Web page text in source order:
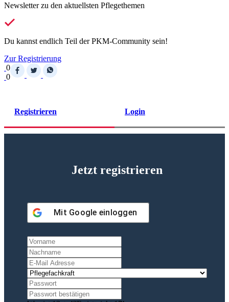
Newsletter zu den aktuellsten Pflegethemen
Du kannst endlich Teil der PKM-Community sein!
Zur Registrierung
0
0
Registrieren Login
Jetzt registrieren
Mit Google einloggen